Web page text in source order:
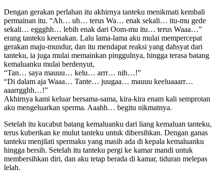
Dengan gerakan perlahan itu akhirnya tanteku menikmati kembali
permainan itu. “Ah… uh… terus Wa… enak sekali… itu-mu gede
sekali… eggghh… lebih enak dari Oom-mu itu… terus Waaa…”
erang tanteku keenakan. Lalu lama-lama aku mulai mempercepat
gerakan maju-mundur, dan itu mendapat reaksi yang dahsyat dari
tanteku, ia juga mulai memainkan pinggulnya, hingga terasa batang
kemaluanku mulai berdenyut,
“Tan… saya mauuu… kelu… arrr… nih…!”
“Di dalam aja Waaa… Tante… juugaa… mauuu keeluaaarr…
aaarrgghh…!”
Akhirnya kami keluar bersama-sama, kira-kira enam kali semprotan
aku mengeluarkan sperma. Aaahh… begitu nikmatnya.
Setelah itu kucabut batang kemaluanku dari liang kemaluan tanteku,
terus kuberikan ke mulut tanteku untuk dibersihkan. Dengan ganas
tanteku menjilati spermaku yang masih ada di kepala kemaluanku
hingga bersih. Setelah itu tanteku pergi ke kamar mandi untuk
membersihkan diri, dan aku tetap berada di kamar, tiduran melepas
lelah.